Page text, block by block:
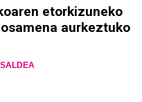
etorkizuneko
aurkeztuko